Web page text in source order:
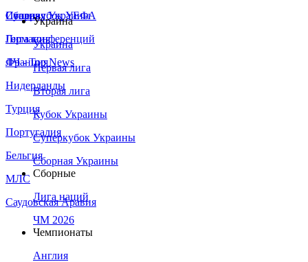
Сборная Украины
Италия
Германия
Франция
Нидерланды
Турция
Португалия
Бельгия
МЛС
Саудовская Аравия
Суперкубок УЕФА
Лига конференций
ЛЧ - Top News
Украина
Украина
Первая лига
Вторая лига
Кубок Украины
Суперкубок Украины
Сборная Украины
Сборные
Лига наций
ЧМ 2026
Чемпионаты
Англия